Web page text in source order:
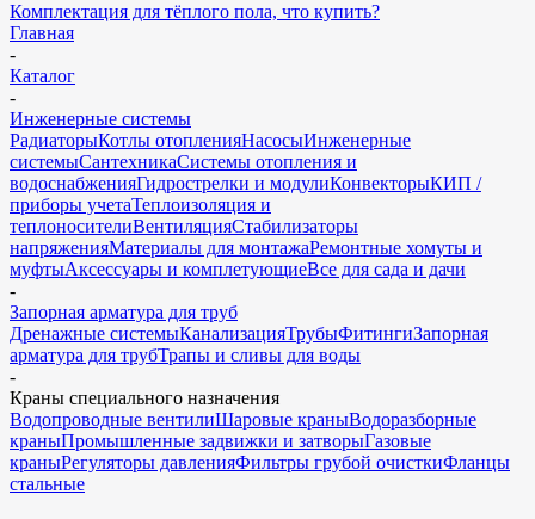
Комплектация для тёплого пола, что купить?
Главная
-
Каталог
-
Инженерные системы
РадиаторыКотлы отопленияНасосыИнженерные
системыСантехникаСистемы отопления и
водоснабженияГидрострелки и модулиКонвекторыКИП /
приборы учетаТеплоизоляция и
теплоносителиВентиляцияСтабилизаторы
напряженияМатериалы для монтажаРемонтные хомуты и
муфтыАксессуары и комплетующиеВсе для сада и дачи
-
Запорная арматура для труб
Дренажные системыКанализацияТрубыФитингиЗапорная
арматура для трубТрапы и сливы для воды
-
Краны специального назначения
Водопроводные вентилиШаровые краныВодоразборные
краныПромышленные задвижки и затворыГазовые
краныРегуляторы давленияФильтры грубой очисткиФланцы
стальные